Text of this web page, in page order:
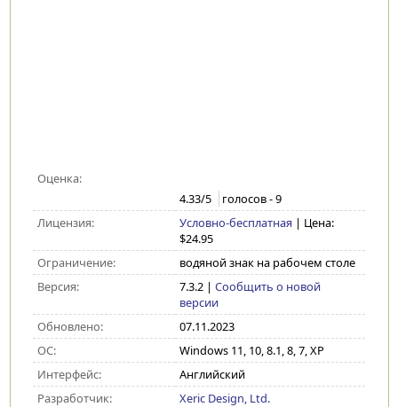
Оценка:
4.33/5 голосов -9
Лицензия:
Условно-бесплатная | Цена:
$24.95
Ограничение:
водяной знак на рабочем столе
Версия:
7.3.2| Сообщить о новой
версии
Обновлено:
07.11.2023
ОС:
Windows 11, 10, 8.1, 8, 7, XP
Интерфейс:
Английский
Разработчик:
Xeric Design, Ltd.